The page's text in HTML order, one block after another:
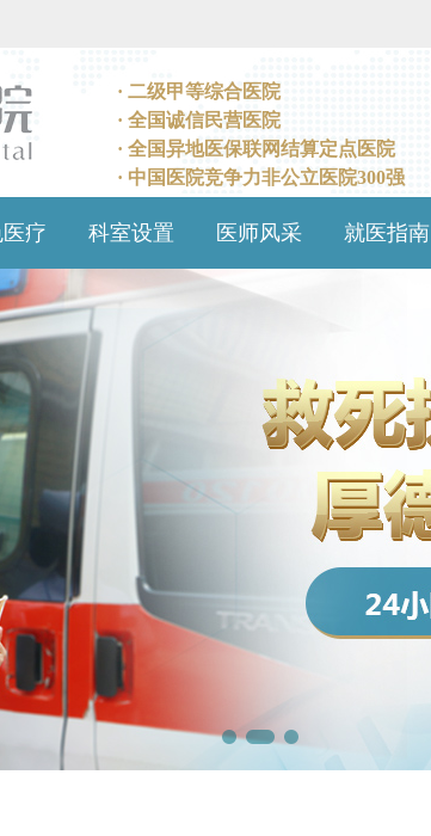
· 二级甲等综合医院
· 全国诚信民营医院
· 全国异地医保联网结算定点医院
· 中国医院竞争力非公立医院300强
疗 科室设置 医师风采 就医指南